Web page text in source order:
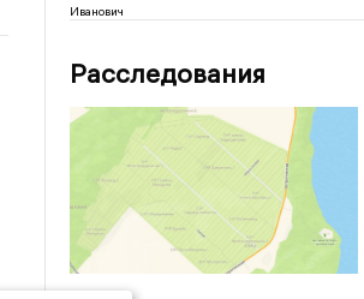
Иванович
Расследования